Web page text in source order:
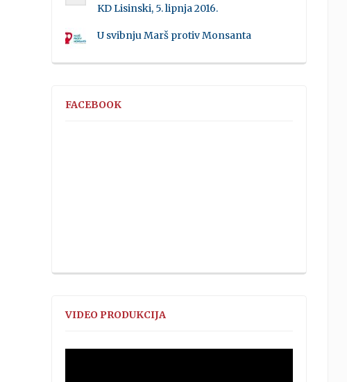
KD Lisinski, 5. lipnja 2016.
U svibnju Marš protiv Monsanta
FACEBOOK
VIDEO PRODUKCIJA